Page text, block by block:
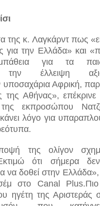
της κ. Λαγκάρντ πως
την Ελλάδα» και
για τα
την έλλειψη
υποσαχάρια Αφρική,
Αθήνας», επέκρινε
εκπροσώπου
λόγο για
της ολίγον
ότι σήμερα
να δοθεί στην
στο Canal Plus.Πιο
ηγέτη της Αριστεράς